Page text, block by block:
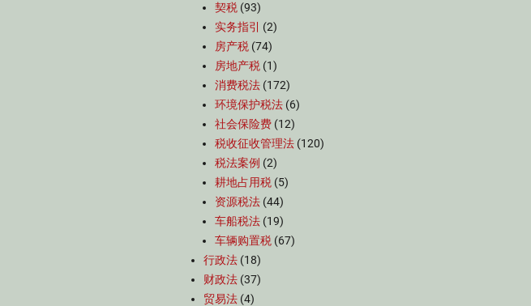
契税 (93)
实务指引
(2)
房产税 (74)
房地产税 (1)
消费税法 (172)
环境保护税法 (6)
社会保险费 (12)
税收征收管理法 (120)
税法案例 (2)
耕地占用税 (5)
资源税法 (44)
车船税法 (19)
车辆购置税 (67)
行政法 (18)
财政法 (37)
贸易法 (4)